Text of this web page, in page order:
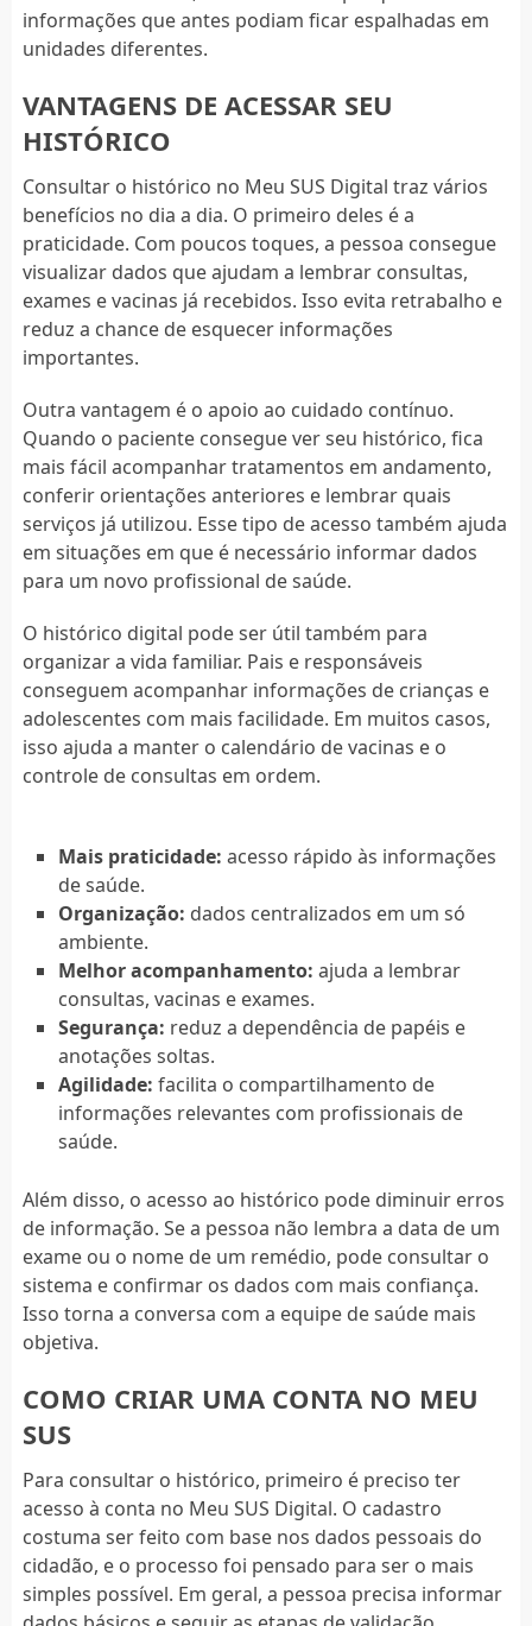
informações que antes podiam ficar espalhadas em
unidades diferentes.
VANTAGENS DE ACESSAR SEU
HISTÓRICO
Consultar o histórico no Meu SUS Digital traz vários
benefícios no dia a dia. O primeiro deles é a
praticidade. Com poucos toques, a pessoa consegue
visualizar dados que ajudam a lembrar consultas,
exames e vacinas já recebidos. Isso evita retrabalho e
reduz a chance de esquecer informações
importantes.
Outra vantagem é o apoio ao cuidado contínuo.
Quando o paciente consegue ver seu histórico, fica
mais fácil acompanhar tratamentos em andamento,
conferir orientações anteriores e lembrar quais
serviços já utilizou. Esse tipo de acesso também ajuda
em situações em que é necessário informar dados
para um novo profissional de saúde.
O histórico digital pode ser útil também para
organizar a vida familiar. Pais e responsáveis
conseguem acompanhar informações de crianças e
adolescentes com mais facilidade. Em muitos casos,
isso ajuda a manter o calendário de vacinas e o
controle de consultas em ordem.
Mais praticidade: acesso rápido às informações
de saúde.
Organização: dados centralizados em um só
ambiente.
Melhor acompanhamento: ajuda a lembrar
consultas, vacinas e exames.
Segurança: reduz a dependência de papéis e
anotações soltas.
Agilidade: facilita o compartilhamento de
informações relevantes com profissionais de
saúde.
Além disso, o acesso ao histórico pode diminuir erros
de informação. Se a pessoa não lembra a data de um
exame ou o nome de um remédio, pode consultar o
sistema e confirmar os dados com mais confiança.
Isso torna a conversa com a equipe de saúde mais
objetiva.
COMO CRIAR UMA CONTA NO MEU
SUS
Para consultar o histórico, primeiro é preciso ter
acesso à conta no Meu SUS Digital. O cadastro
costuma ser feito com base nos dados pessoais do
cidadão, e o processo foi pensado para ser o mais
simples possível. Em geral, a pessoa precisa informar